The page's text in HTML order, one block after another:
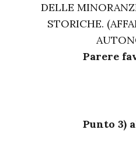
DELLE
STORICHE.
Parere
Punto 3)